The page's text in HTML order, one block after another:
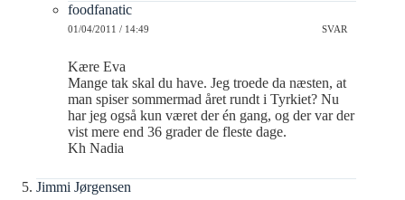
foodfanatic
01/04/2011 / 14:49 SVAR
Kære Eva
Mange tak skal du have. Jeg troede da næsten, at
man spiser sommermad året rundt i Tyrkiet? Nu
har jeg også kun været der én gang, og der var der
vist mere end 36 grader de fleste dage.
Kh Nadia
Jimmi Jørgensen